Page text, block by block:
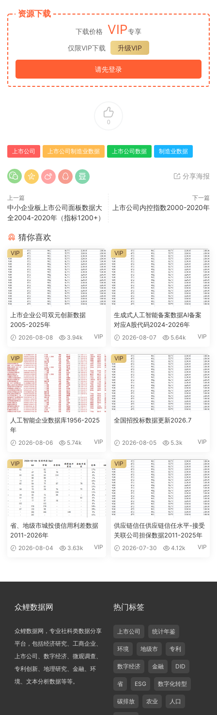
资源下载
下载价格 VIP专享
仅限VIP下载
升级VIP
请先登录
0
上市公司 上市公司制造业数据 上市公司数据 制造业数据
分享海报
上一篇
中小企业板上市公司面板数据大
全2004-2020年（指标1200+）
下一篇
上市公司内控指数2000-2020年
猜你喜欢
上市企业公司双元创新数据
2005-2025年
2026-08-08 3.94k VIP
VIP
生成式人工智能备案数据AI备案
对应A股代码2024-2026年
2026-08-07 5.64k VIP
VIP
人工智能企业数据库1956-2025
年
2026-08-06 5.74k VIP
VIP
全国招投标数据更新2026.7
2026-08-05 5.3k VIP
VIP
省、地级市城投债信用利差数据
2011-2026年
2026-08-04 3.63k VIP
VIP
供应链信任供应链信任水平-接受
关联公司担保数据2011-2025年
2026-07-30 4.12k VIP
VIP
众鲤数据网
众鲤数据网，专业社科类数据分享
平台，包括经济研究、工商企业、
上市公司、数字经济、微观调查、
专利创新、地理研究、金融、环
境、文本分析数据等等。
热门标签
上市公司 统计年鉴
环境 地级市 专利
数字经济 金融 DID
省 ESG 数字化转型
碳排放 农业 人口